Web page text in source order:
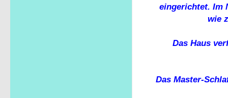
eingerichtet. Im
wie
Das Haus
Das Master-